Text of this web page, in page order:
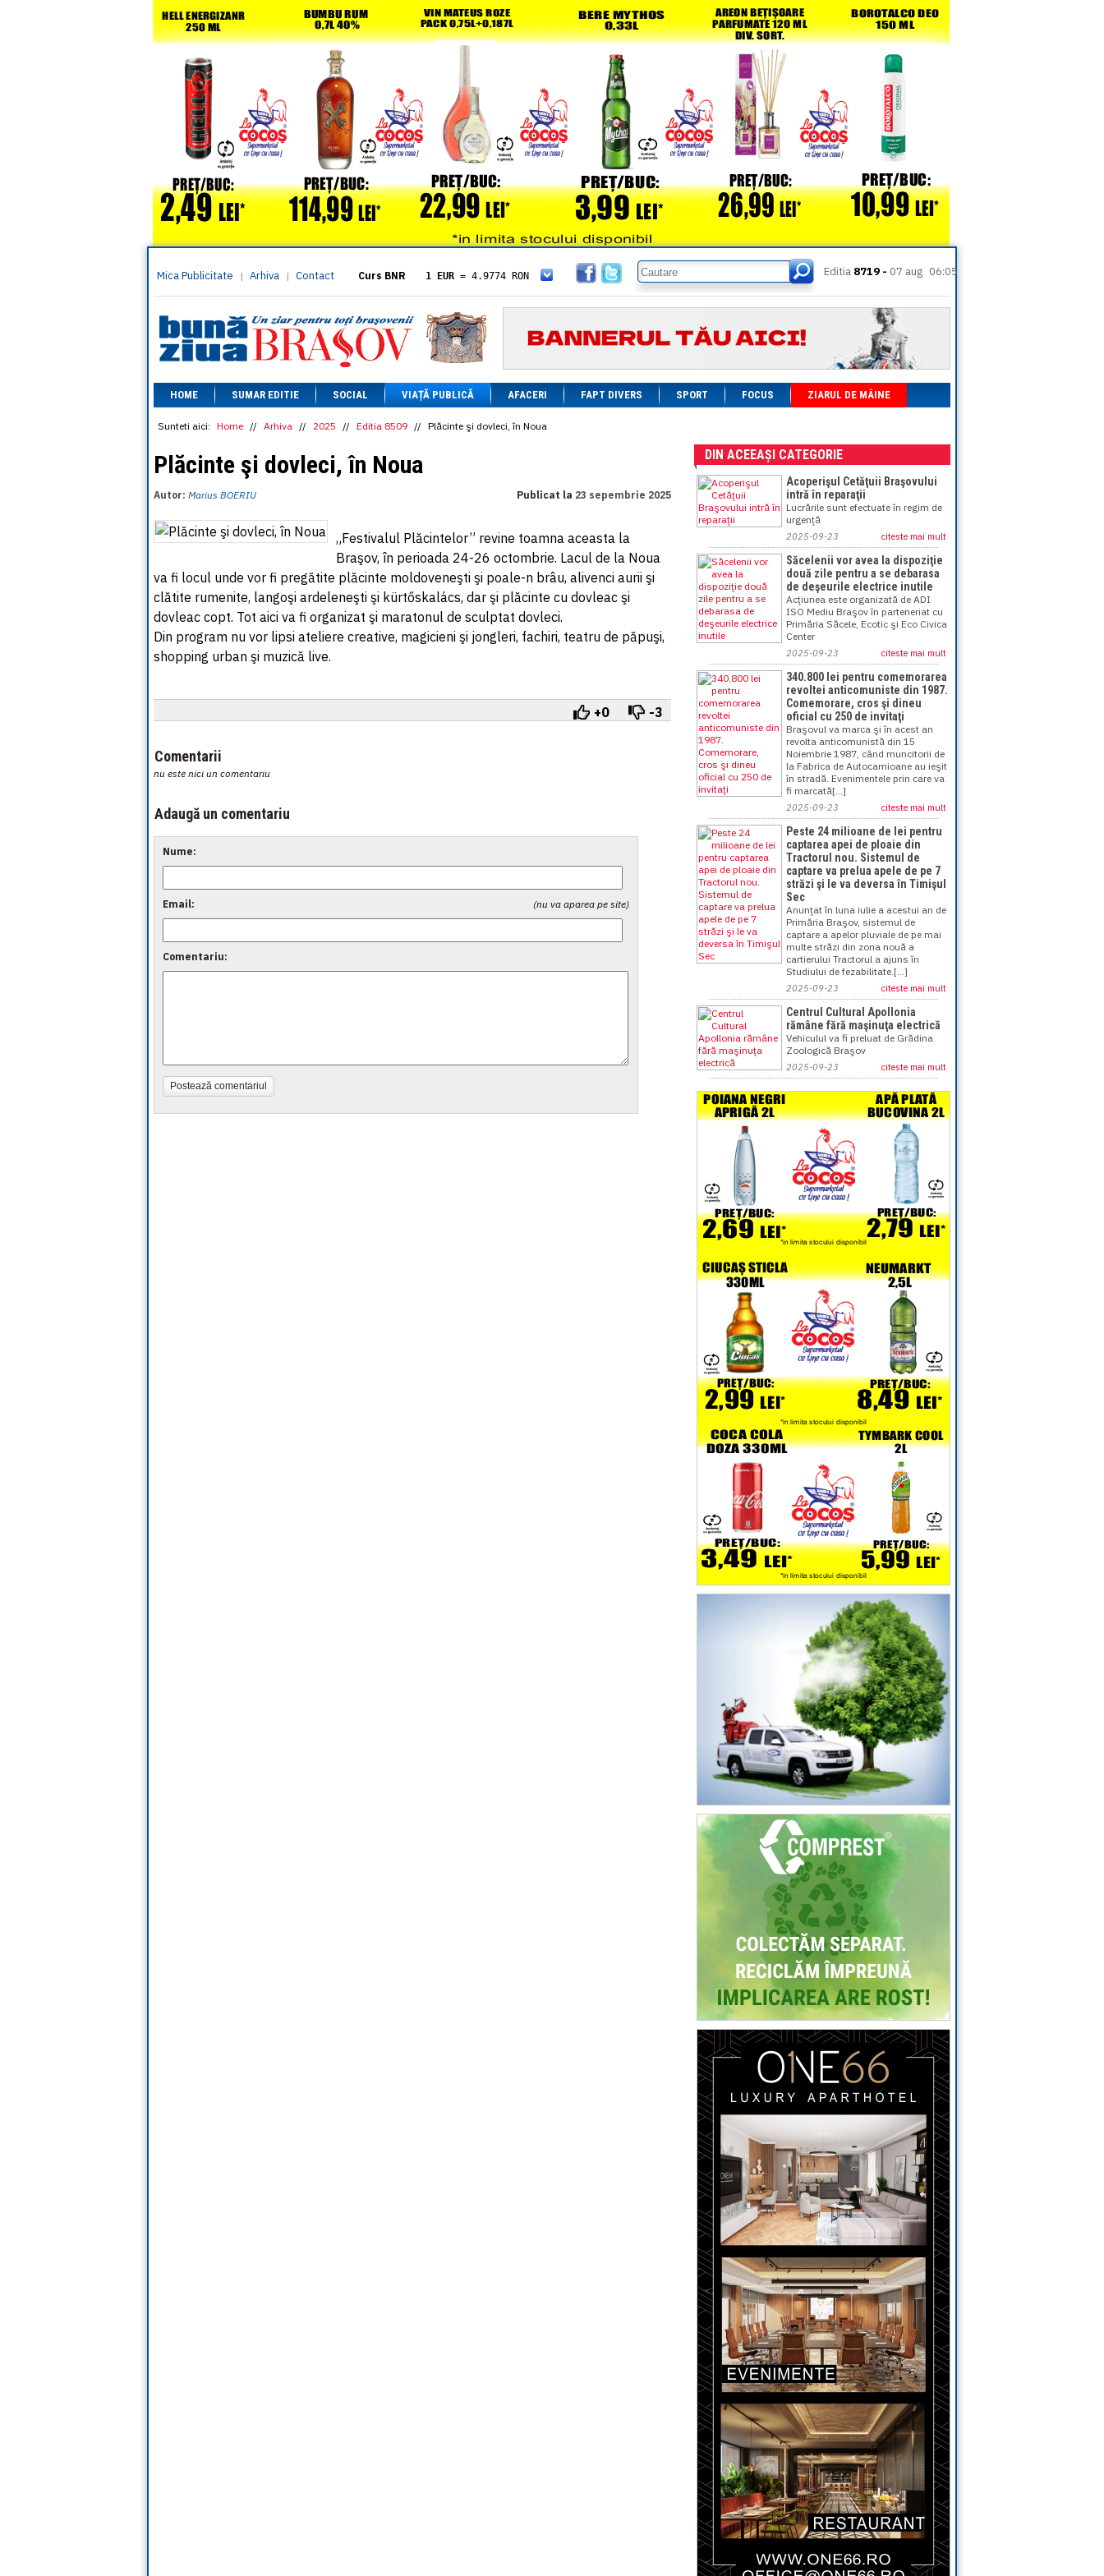
Mica Publicitate | Arhiva | Contact Curs BNR 1 EUR = 4.9774 RON
= 5.8304 RON
1 XAU= 464.4611 RON
1 AED= 1.1933 RON
1 AUD= 2.7957 RON
1 BGN= 2.5449 RON
1 CAD= 3.1559 RON
1 CHF= 5.2813 RON
1 CNY= 0.6015 RON
= 0.0513 RON
1 MDL= 0.2538 RON
1 MXN= 0.2227 RON
= 0.4191 RON
= 2.6097 RON
1 PLN= 1.1646 RON
1 RSD= 0.0425 RON
1 RUB= 0.0530 RON
1 SEK
= 0.4526 RON
Editia 8719 - 07 aug 06:05
HOME SUMAR EDITIE SOCIAL VIAȚĂ PUBLICĂ AFACERI FAPT DIVERS SPORT FOCUS ZIARUL DE MÂINE
Sunteti aici: Home // Arhiva // 2025 // Editia 8509 // Plăcinte şi dovleci, în Noua
Plăcinte şi dovleci, în Noua
Autor: Marius BOERIU Publicat la 23 sepembrie 2025
„Festivalul Plăcintelor” revine toamna aceasta la
Braşov, în perioada 24-26 octombrie. Lacul de la Noua
va fi locul unde vor fi pregătite plăcinte moldoveneşti şi poale-n brâu, alivenci aurii şi
clătite rumenite, langoşi ardeleneşti şi kürtőskalács, dar şi plăcinte cu dovleac şi
dovleac copt. Tot aici va fi organizat şi maratonul de sculptat dovleci.
Din program nu vor lipsi ateliere creative, magicieni şi jongleri, fachiri, teatru de păpuşi,
shopping urban şi muzică live.
+0 -3
Comentarii
nu este nici un comentariu
Adaugă un comentariu
Nume:
(nu va aparea pe site)
Email:
Comentariu:
Postează comentariul
DIN ACEEAȘI CATEGORIE
Acoperişul Cetăţuii Braşovului
intră în reparaţii
Lucrările sunt efectuate în regim de
urgenţă
2025-09-23 citeste mai mult
Săcelenii vor avea la dispoziţie
două zile pentru a se debarasa
de deşeurile electrice inutile
Acţiunea este organizată de ADI
ISO Mediu Braşov în parteneriat cu
Primăria Săcele, Ecotic şi Eco Civica
Center
2025-09-23 citeste mai mult
340.800 lei pentru comemorarea
revoltei anticomuniste din 1987.
Comemorare, cros şi dineu
oficial cu 250 de invitaţi
Braşovul va marca şi în acest an
revolta anticomunistă din 15
Noiembrie 1987, când muncitorii de
la Fabrica de Autocamioane au ieşit
în stradă. Evenimentele prin care va
fi marcată[...]
2025-09-23 citeste mai mult
Peste 24 milioane de lei pentru
captarea apei de ploaie din
Tractorul nou. Sistemul de
captare va prelua apele de pe 7
străzi şi le va deversa în Timişul
Sec
Anunţat în luna iulie a acestui an de
Primăria Braşov, sistemul de
captare a apelor pluviale de pe mai
multe străzi din zona nouă a
cartierului Tractorul a ajuns în
Studiului de fezabilitate.[...]
2025-09-23 citeste mai mult
Centrul Cultural Apollonia
rămâne fără maşinuţa electrică
Vehiculul va fi preluat de Grădina
Zoologică Braşov
2025-09-23 citeste mai mult